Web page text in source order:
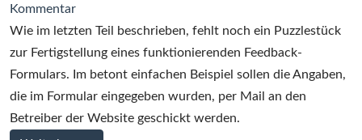
Kommentarzu
Cloud-
Geschichten
–
Teil
7
Wie im letzten Teil beschrieben, fehlt noch ein Puzzlestück
zur Fertigstellung eines funktionierenden Feedback-
Formulars. Im betont einfachen Beispiel sollen die Angaben,
die im Formular eingegeben wurden, per Mail an den
Betreiber der Website geschickt werden.